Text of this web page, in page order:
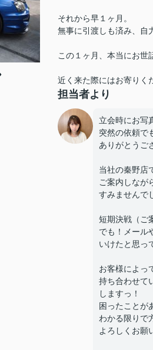
それから早１ヶ月。
無事に引渡しも済み、自
この１ヶ月、本当にお世
近く来た際にはお寄りく
担当者より
立会時にお写
突然の依頼で
ありがとうご
当社の秦野店
ご案内しなが
すみませんで
短期決戦（ご
でも！メール
いけたと思っ
お客様によっ
持ち合わせて
しますっ！
困ったことが
わかる限りで
よろしくお願